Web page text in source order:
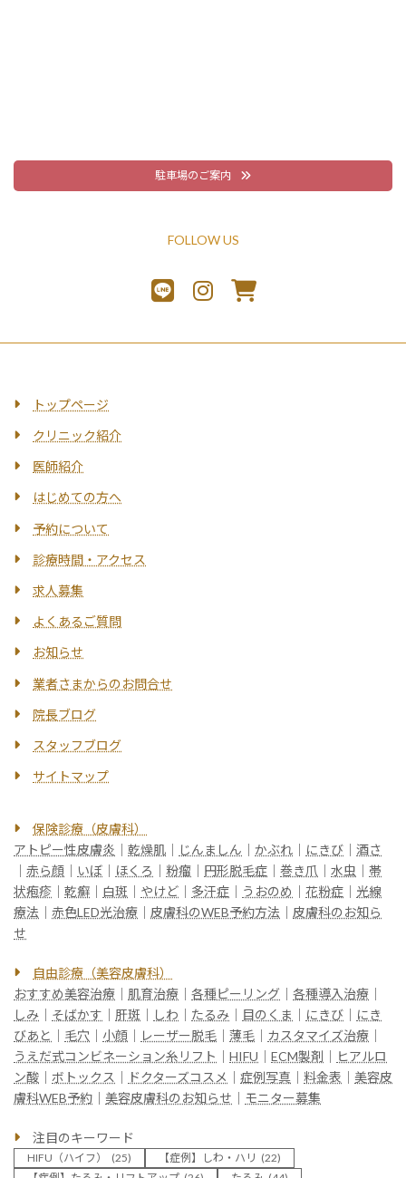
駐車場のご案内
FOLLOW US
トップページ
クリニック紹介
医師紹介
はじめての方へ
予約について
診療時間・アクセス
求人募集
よくあるご質問
お知らせ
業者さまからのお問合せ
院長ブログ
スタッフブログ
サイトマップ
保険診療（皮膚科）
アトピー性皮膚炎
乾燥肌 じんましん かぶれ にきび
酒さ
赤ら顔 いぼ ほくろ 粉瘤 円形脱毛症 巻き爪 水虫
帯
状疱疹
乾癬 白斑 やけど 多汗症 うおのめ 花粉症
光線
療法
赤色LED光治療 皮膚科のWEB予約方法
皮膚科のお知ら
せ
自由診療（美容皮膚科）
おすすめ美容治療
肌育治療 各種ピーリング 各種導入治療
しみ
そばかす 肝斑 しわ たるみ 目のくま にきび
にき
びあと
毛穴 小顔 レーザー脱毛 薄毛 カスタマイズ治療
うえだ式コンビネーション糸リフト
HIFU ECM製剤
ヒアルロ
ン酸
ボトックス ドクターズコスメ 症例写真 料金表
美容皮
膚科WEB予約
美容皮膚科のお知らせ モニター募集
注目のキーワード
HIFU（ハイフ） (25) 【症例】しわ・ハリ (22)